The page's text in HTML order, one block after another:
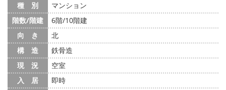
種 別
マンション
階数/階建
6階/10階建
向 き
北
構 造
鉄骨造
現 況
空室
入 居
即時